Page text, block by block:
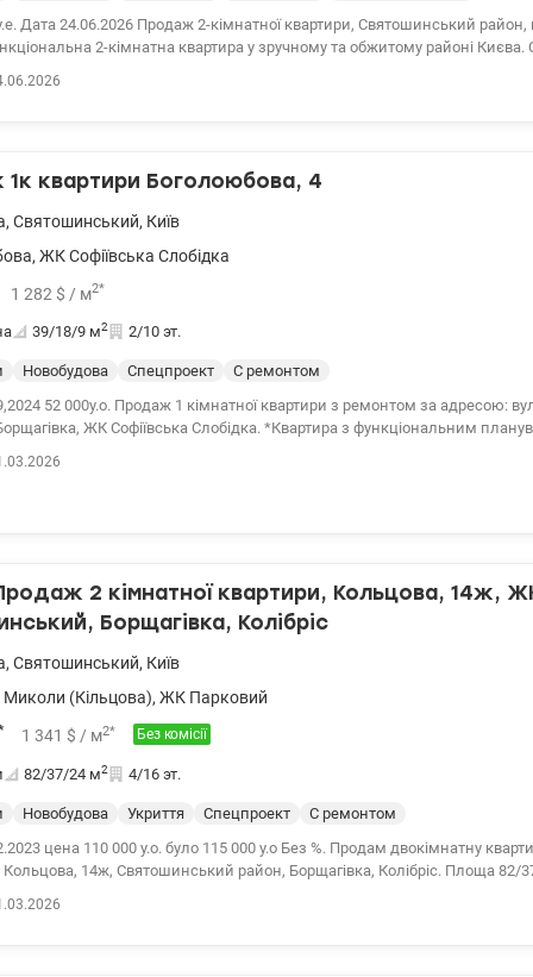
Дата 24.06.2026 Продаж 2-кімнатної квартири, Святошинський район,
2-кімнатна квартира у зручному та обжитому районі Києва.
з центром) 3–5 хвилин до зупинок громадського транспорту 10–15
дитячі садки банки, пошта, медичні заклади .
квартири Боголоюбова, 4
, Святошинський, Київ
, ЖК Софіївська Слобідка
1 282 $ / м2*
39/18/9 м2 2/10 эт.
Новобудова Спецпроект
С ремонтом
52 000у.о. Продаж 1 кімнатної квартири з ремонтом за адресою:
з функціональним плануванням, з
2 кімнатної квартири, Кольцова, 14ж,
Борщагівка, Колібріс
, Святошинський, Київ
Миколи (Кільцова), ЖК Парковий
1 341 $ / м2* Без комісії
82/37/24 м2 4/16 эт.
Новобудова Укриття Спецпроект
С ремонтом
000 у.о. було 115 000 у.о Без %. Продам двокімнатну квартиру в ЖК Парковий
Кольцова, 14ж, Святошинський район, Борщагівка, Колібріс. Площа 82/